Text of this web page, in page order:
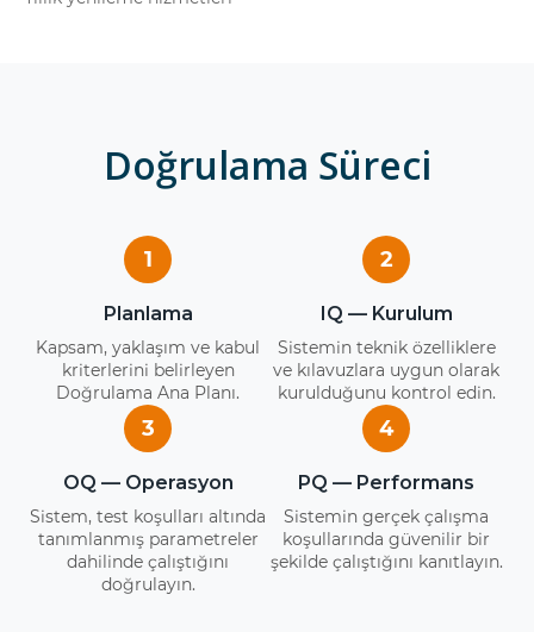
Doğrulama Süreci
1
Planlama
Kapsam, yaklaşım ve kabul
kriterlerini belirleyen
Doğrulama Ana Planı.
2
IQ — Kurulum
Sistemin teknik özelliklere
ve kılavuzlara uygun olarak
kurulduğunu kontrol edin.
3
OQ — Operasyon
Sistem, test koşulları altında
tanımlanmış parametreler
dahilinde çalıştığını
doğrulayın.
4
PQ — Performans
Sistemin gerçek çalışma
koşullarında güvenilir bir
şekilde çalıştığını kanıtlayın.